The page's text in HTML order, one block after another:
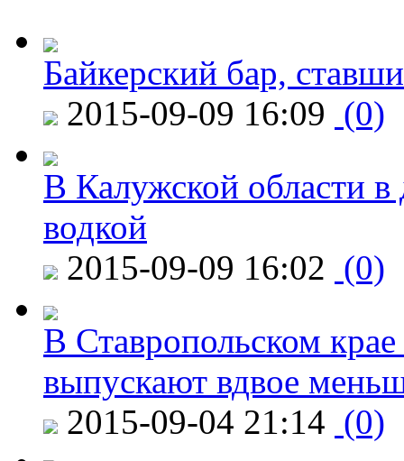
Байкерский бар,
2015-09-09 16:09 (0)
В Калужской области в
водкой
2015-09-09 16:02 (0)
В Ставропольском
выпускают вдвое
2015-09-04 21:14 (0)